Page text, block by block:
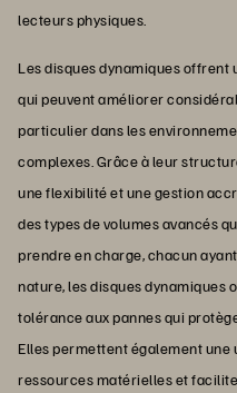
lecteurs physiques.
Les disques dynamiques
qui peuvent améliorer
particulier dans les
complexes. Grâce à leur
une flexibilité et une gestion
des types de volumes avancés
prendre en charge, chacun
nature, les disques dynamiques
tolérance aux pannes qui
Elles permettent également
ressources matérielles et